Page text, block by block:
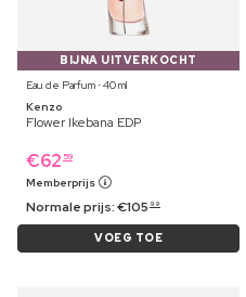
BIJNA UITVERKOCHT
Eau de Parfum ⋅ 40 ml
Kenzo
Flower Ikebana EDP
€62 59
Memberprijs
Normale prijs:€105 99
VOEG TOE